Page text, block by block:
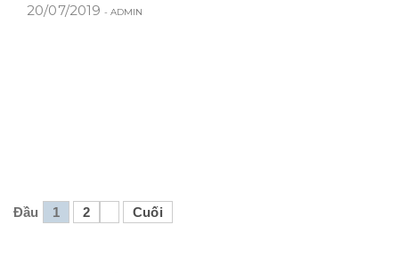
20/07/2019 - ADMIN
Đầu 1 2 Cuối